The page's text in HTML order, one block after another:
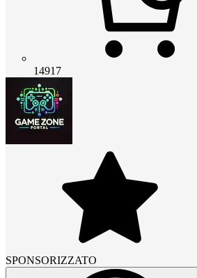
14917
SPONSORIZZATO